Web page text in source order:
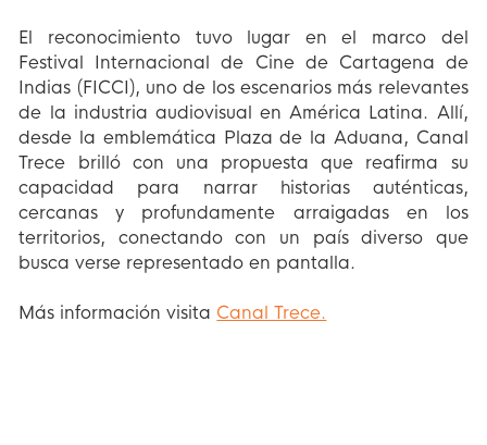
El reconocimiento tuvo lugar en el marco del
Festival Internacional de Cine de Cartagena de
Indias (FICCI), uno de los escenarios más relevantes
de la industria audiovisual en América Latina. Allí,
desde la emblemática Plaza de la Aduana, Canal
Trece brilló con una propuesta que reafirma su
capacidad para narrar historias auténticas,
cercanas y profundamente arraigadas en los
territorios, conectando con un país diverso que
busca verse representado en pantalla.
Más información visita Canal Trece.